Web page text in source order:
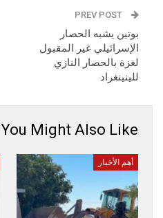
بوتين يشبه الحصار
الإسرائيلي غير المقبول
لغزة بالحصار النازي
للينينغراد
You Might Also Like
أهم الأخبار